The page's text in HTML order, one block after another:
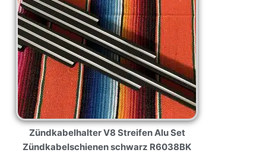
Zündkabelhalter V8 Streifen Alu Set
Zündkabelschienen schwarz R6038BK